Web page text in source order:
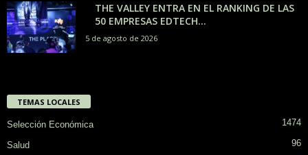
THE VALLEY ENTRA EN EL RANKING DE LAS
50 EMPRESAS EDTECH...
5 de agosto de 2026
TEMAS LOCALES
Selección Económica 1474
Salud 96